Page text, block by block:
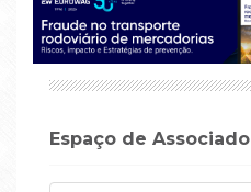
Espaço de Associado